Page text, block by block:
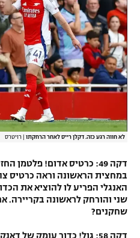
לא חווה רגע כזה. דקלן רייס לאחר הרחקתו רויטרס
דקה 49: כרטיס אדום! פלטמן
במחצית הראשונה וראה כרטיס
האנגלי הפריע לו להוציא את
שחקנים?
דקה 58: גול! כדור עומק של